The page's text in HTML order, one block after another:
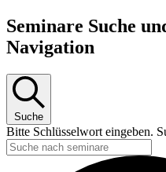
Seminare
Seminare Suche
Navigation
Suche
Bitte Schlüsselwort eingeben.